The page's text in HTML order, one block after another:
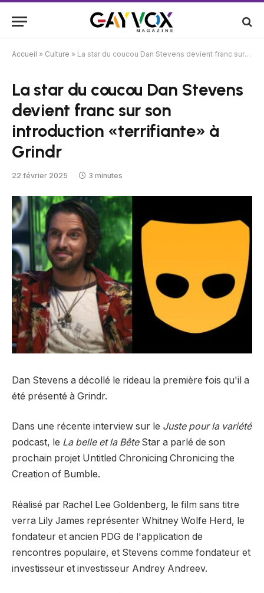
Accueil » Culture » La star du coucou Dan Stevens devient franc sur son introduction «terrifiante» à Grindr
La star du coucou Dan Stevens
devient franc sur son
introduction «terrifiante» à
Grindr
22 février 2025 3 minutes
Dan Stevens a décollé le rideau la première fois qu'il a
été présenté à Grindr.
Dans une récente interview sur le Juste pour la variété
podcast, le La belle et la Bête Star a parlé de son
prochain projet Untitled Chronicing Chronicing the
Creation of Bumble.
Réalisé par Rachel Lee Goldenberg, le film sans titre
verra Lily James représenter Whitney Wolfe Herd, le
fondateur et ancien PDG de l'application de
rencontres populaire, et Stevens comme fondateur et
investisseur et investisseur Andrey Andreev.